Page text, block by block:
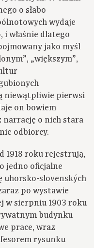
o słabo
wydaje
i właśnie dlatego
jako myśl
„większym”,
niewątpliwie pierwsi
on bowiem
narrację o nich stara
odbiorcy.
1918 roku rejestrują,
jedno oficjalne
uhorsko-slovenských
po wystawie
w sierpniu 1903 roku
budynku
prace, wraz
rysunku